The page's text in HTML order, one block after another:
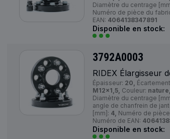
Diamètre du centrage
Numéro de pièce du
EAN: 4064138347891
Disponible en stock:
3792A0003
RIDEX Élargisseur
Épaisseur: 20,
M12x1,5, Couleur: nature,
Diamètre du centrage
angle de chanfrein de
[mm]: 4, Numéro de
Numéro de EAN:
Disponible en stock: